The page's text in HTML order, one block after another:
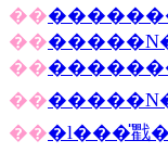
��
��
��
��
���l���̎戵